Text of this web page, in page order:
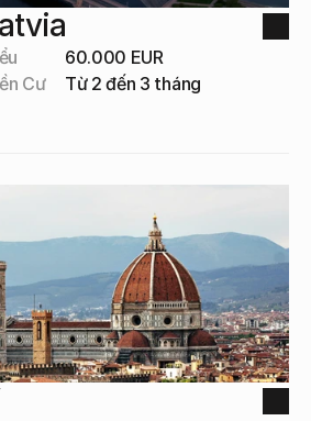
60.000 EUR
Cư
Từ 2 đến 3 tháng